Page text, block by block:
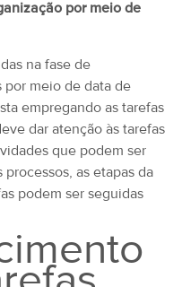
por meio de
na fase de
por meio de data de
empregando as tarefas
dar atenção às tarefas
que podem ser
as etapas da
podem ser seguidas